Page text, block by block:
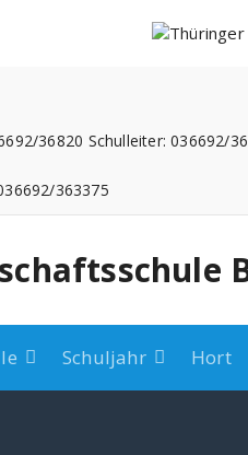
36820 Schulleiter: 036692/
363375
Schuljahr Hort